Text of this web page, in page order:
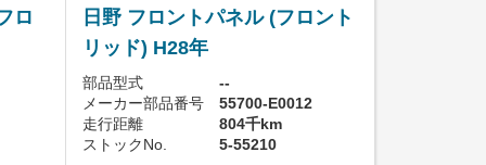
ロ
日野 フロントパネル (フロント
リッド) H28年
部品型式
--
メーカー部品番号
55700-E0012
走行距離
804千km
ストックNo.
5-55210